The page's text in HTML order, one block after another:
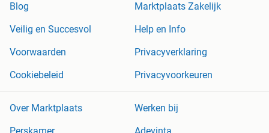
Blog
Marktplaats Zakelijk
Veilig en Succesvol
Help en Info
Voorwaarden
Privacyverklaring
Cookiebeleid
Privacyvoorkeuren
Over Marktplaats
Werken bij